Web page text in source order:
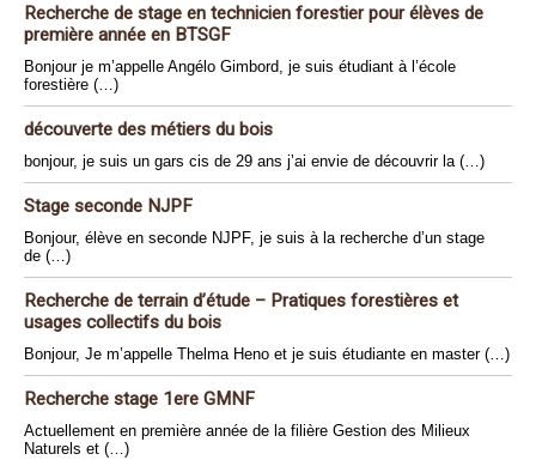
Recherche de stage en technicien forestier pour élèves de
première année en BTSGF
Bonjour je m’appelle Angélo Gimbord, je suis étudiant à l’école
forestière (…)
découverte des métiers du bois
bonjour, je suis un gars cis de 29 ans j’ai envie de découvrir la (…)
Stage seconde NJPF
Bonjour, élève en seconde NJPF, je suis à la recherche d’un stage
de (…)
Recherche de terrain d’étude – Pratiques forestières et
usages collectifs du bois
Bonjour, Je m’appelle Thelma Heno et je suis étudiante en master (…)
Recherche stage 1ere GMNF
Actuellement en première année de la filière Gestion des Milieux
Naturels et (…)